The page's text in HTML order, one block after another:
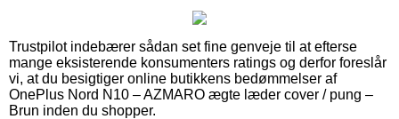
Trustpilot indebærer sådan set fine genveje til at efterse
mange eksisterende konsumenters ratings og derfor foreslår
vi, at du besigtiger online butikkens bedømmelser af
OnePlus Nord N10 – AZMARO ægte læder cover / pung –
Brun inden du shopper.